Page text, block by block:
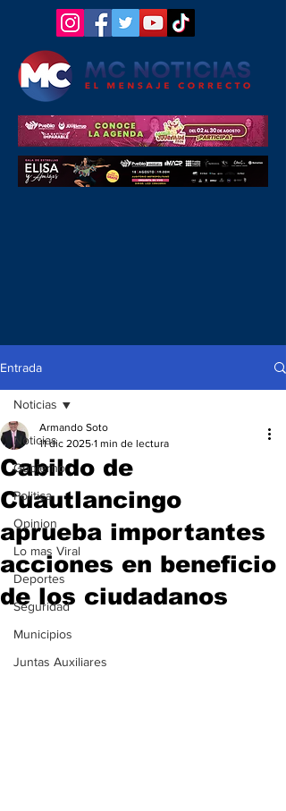
Entrada
Noticias
Gobierno
Politica
Opinion
Lo mas Viral
Deportes
Seguridad
Municipios
Juntas Auxiliares
Noticias
Cabildo de
Cuautlancingo
aprueba importantes
acciones en beneficio
de los ciudadanos
Armando Soto
11 dic 2025 1 min de lectura